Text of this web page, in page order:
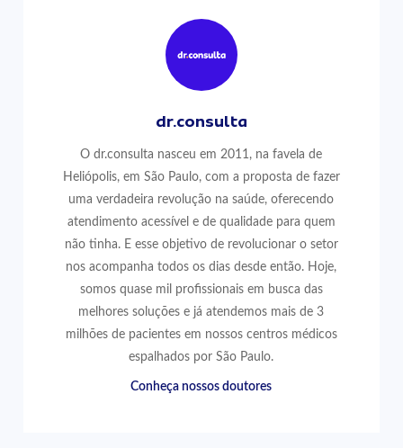
dr.consulta
O dr.consulta nasceu em 2011, na favela de
Heliópolis, em São Paulo, com a proposta de fazer
uma verdadeira revolução na saúde, oferecendo
atendimento acessível e de qualidade para quem
não tinha. E esse objetivo de revolucionar o setor
nos acompanha todos os dias desde então. Hoje,
somos quase mil profissionais em busca das
melhores soluções e já atendemos mais de 3
milhões de pacientes em nossos centros médicos
espalhados por São Paulo.
Conheça nossos doutores